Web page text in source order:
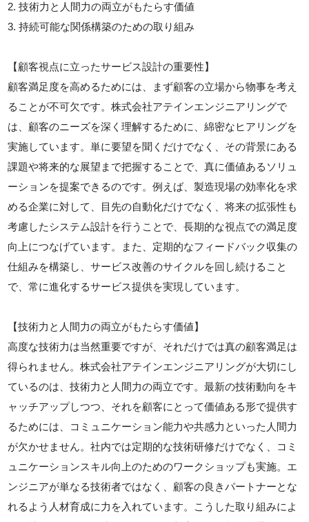
2. 技術力と人間力の両立がもたらす価値
3. 持続可能な関係構築のための取り組み
【顧客視点に立ったサービス設計の重要性】
顧客満足度を高めるためには、まず顧客の立場から物事を考え
ることが不可欠です。株式会社アテインエンジニアリングで
は、顧客のニーズを深く理解するために、綿密なヒアリングを
実施しています。単に要望を聞くだけでなく、その背景にある
課題や将来的な展望まで把握することで、真に価値あるソリュ
ーションを提案できるのです。例えば、製造現場の効率化を求
める企業に対して、目先の自動化だけでなく、将来の拡張性も
考慮したシステム設計を行うことで、長期的な視点での満足度
向上につなげています。また、定期的なフィードバック収集の
仕組みを構築し、サービス改善のサイクルを回し続けること
で、常に進化するサービス提供を実現しています。
【技術力と人間力の両立がもたらす価値】
高度な技術力は当然重要ですが、それだけでは真の顧客満足は
得られません。株式会社アテインエンジニアリングが大切にし
ているのは、技術力と人間力の両立です。最新の技術動向をキ
ャッチアップしつつ、それを顧客にとって価値ある形で提供す
るためには、コミュニケーション能力や共感力といった人間力
が欠かせません。社内では定期的な技術研修だけでなく、コミ
ュニケーションスキル向上のためのワークショップも実施。エ
ンジニアが単なる技術者ではなく、顧客の良きパートナーとな
れるよう人材育成に力を入れています。こうした取り組みによ